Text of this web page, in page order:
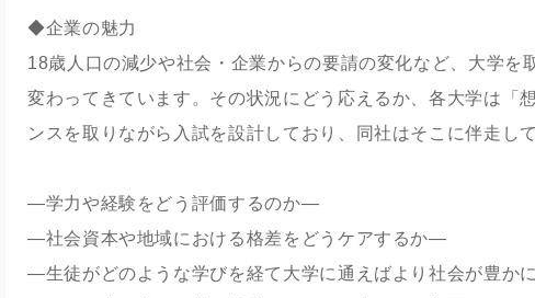
◆企業の魅力
18歳人口の減少や社会・企業からの要請の変化など、大学を
変わってきています。その状況にどう応えるか、各大学は「
ンスを取りながら入試を設計しており、同社はそこに伴走し
―学力や経験をどう評価するのか―
―社会資本や地域における格差をどうケアするか―
―生徒がどのような学びを経て大学に通えばより社会が豊か